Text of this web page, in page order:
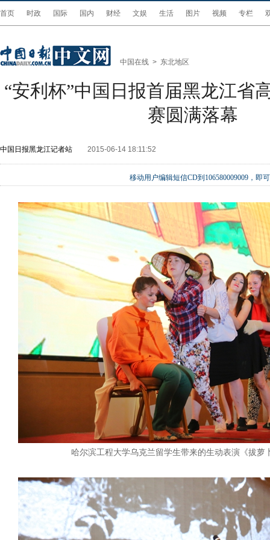
首页 时政 国际 国内 财经 文娱 生活 图片 视频 专栏
中国在线 > 东北地区
“安利杯”中国日报首届黑龙江省
赛圆满落幕
中国日报黑龙江记者站 2015-06-14 18:11:52
移动用户编辑短信CD到106580009009，即
哈尔滨工程大学乌克兰留学生带来的生动表演《拔萝